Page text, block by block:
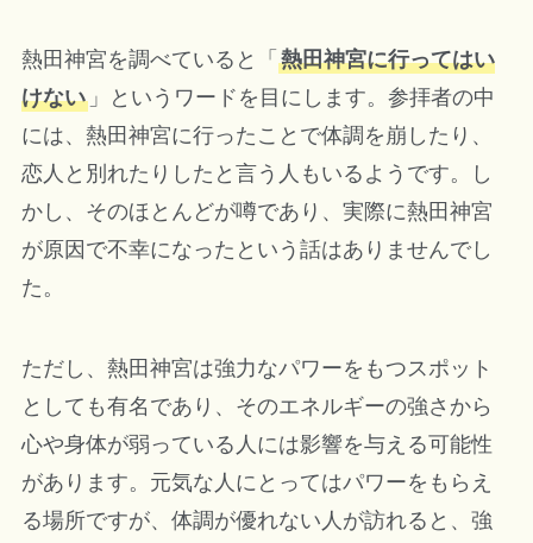
熱田神宮を調べていると「 熱田神宮に行ってはい
けない」というワードを目にします。参拝者の中
には、熱田神宮に行ったことで体調を崩したり、
恋人と別れたりしたと言う人もいるようです。し
かし、そのほとんどが噂であり、実際に熱田神宮
が原因で不幸になったという話はありませんでし
た。
ただし、熱田神宮は強力なパワーをもつスポット
としても有名であり、そのエネルギーの強さから
心や身体が弱っている人には影響を与える可能性
があります。元気な人にとってはパワーをもらえ
る場所ですが、体調が優れない人が訪れると、強